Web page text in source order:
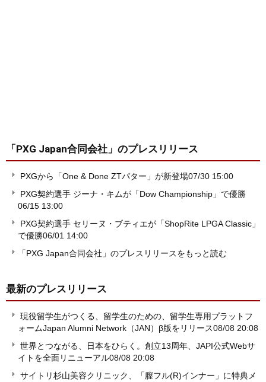
「PXG Japan合同会社」 のプレスリリース
PXGから「One & Done ZTパター」が新登場07/30 15:00
PXG契約選手 ジーナ・キムが「Dow Championship」で優勝
06/15 13:00
PXG契約選手 セリーヌ・ブティエが「ShopRite LPGA Classic」
で優勝06/01 14:00
「PXG Japan合同会社」のプレスリリースをもっと読む
最新のプレスリリース
現役留学生がつくる、留学生のための、留学生専用プラットフ
ォームJapan Alumni Network（JAN）β版をリリース08/08 20:08
世界とつながる、日本をひらく。創立13周年、JAPI公式Webサ
イトを全面リニューアル08/08 20:08
サイトリ杉山美容クリニック、「膣フル(R)インナー」に特典メ